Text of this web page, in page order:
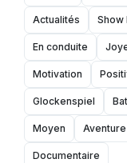
Actualités Show
En conduite
Motivation
Glockenspiel
Moyen Aventure
Documentaire